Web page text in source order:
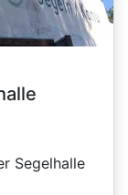
Segelhalle